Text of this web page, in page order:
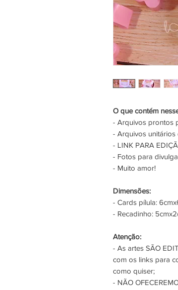
O que contém
- Arquivos prontos
- Arquivos unitários
- LINK PARA
- Fotos para
- Muito amor!
Dimensões:
- Cards pílula:
- Recadinho:
Atenção:
- As artes SÃO
com os links para
como quiser;
- NÃO